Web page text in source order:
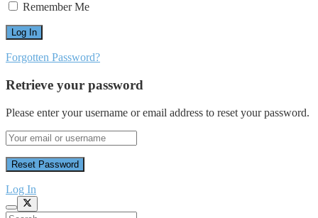
Remember Me
Forgotten Password?
Retrieve your password
Please enter your username or email address to reset your password.
Log In